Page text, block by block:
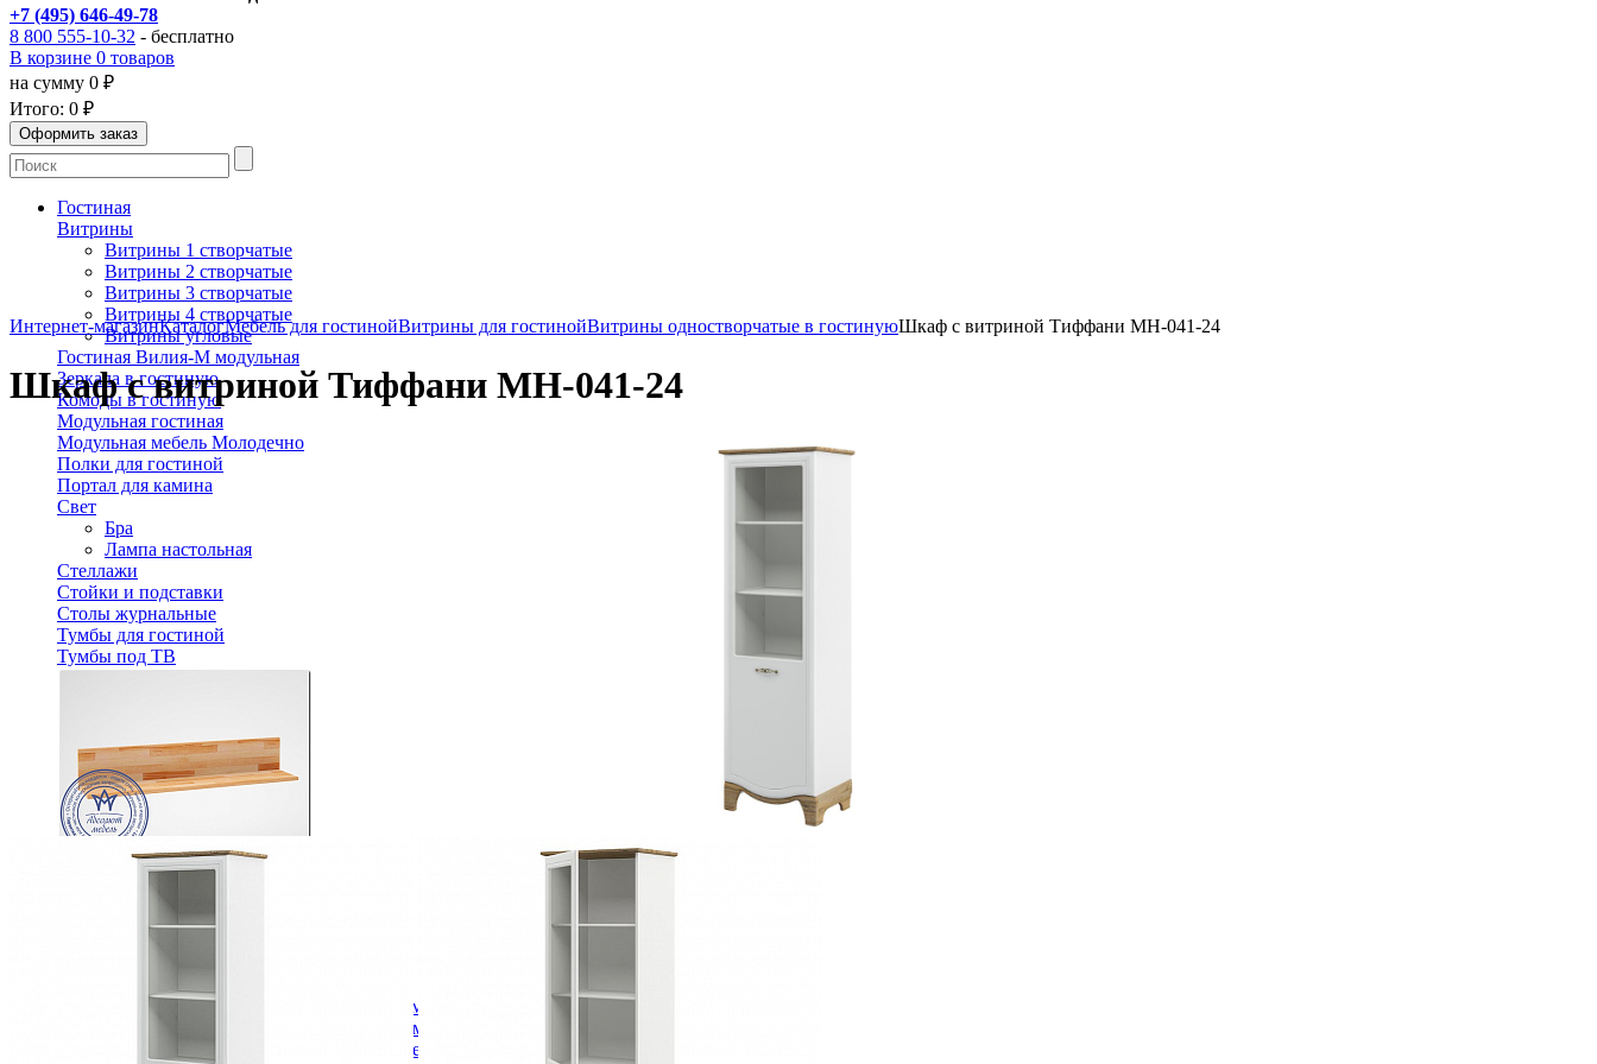
+7 (495) 646-49-78
8 800 555-10-32 - бесплатно
В корзине 0 товаров
на сумму 0 ₽
Итого: 0 ₽
Гостиная
Витрины
Витрины 1 створчатые
Витрины 2 створчатые
Витрины 3 створчатые
Витрины 4 створчатые
Витрины угловые
Гостиная Вилия-М модульная
Зеркала в гостиную
Комоды в гостиную
Модульная гостиная
Модульная мебель Молодечно
Полки для гостиной
Портал для камина
Свет
Бра
Лампа настольная
Стеллажи
Стойки и подставки
Столы журнальные
Тумбы для гостиной
Тумбы под ТВ
Полка настенная Копенгаген 2242
Деревянные кровати с подъемным механизмом
Кровати односпальные с подъемным механизмом
Кровати двуспальные с подъемным механизмом
Интернет-магазинКаталогМебель для гостинойВитрины для гостинойВитрины одностворчатые в гостинуюШкаф с витриной Тиффани МН-041-24
Шкаф с витриной Тиффани МН-041-24